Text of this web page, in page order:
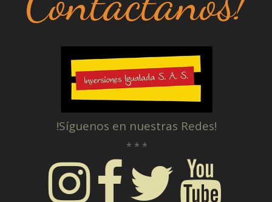
!Síguenos en nuestras Redes!
* * *